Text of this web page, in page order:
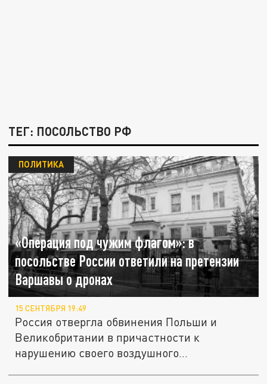
ТЕГ: ПОСОЛЬСТВО РФ
«Операция под чужим флагом»: в
посольстве России ответили на претензии
Варшавы о дронах
ПОЛИТИКА
15 СЕНТЯБРЯ 19:49
Россия отвергла обвинения Польши и
Великобритании в причастности к
нарушению своего воздушного